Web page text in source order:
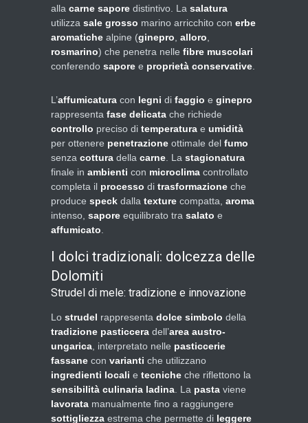
alla carne sapore distintivo. La salatura
utilizza sale grosso marino arricchito con erbe
aromatiche alpine (ginepro alloro
rosmarino) che penetra nelle fibre muscolari
conferendo sapore e proprietà conservative
L’affumicatura con legni di faggio e ginepro
rappresenta fase delicata che richiede
controllo preciso di temperatura e umidità
per ottenere penetrazione ottimale del fumo
senza cottura della carne . La stagionatura
finale in ambienti con microclima controllato
completa il processo di trasformazione che
produce speck dalla texture compatta, aroma
intenso, sapore equilibrato tra salato e
affumicato
I dolci tradizionali: dolcezza delle
Dolomiti
Strudel di mele: tradizione e innovazione
Lo strudel rappresenta dolce simbolo della
tradizione pasticcera dell’area austro-
ungarica , interpretato nelle pasticcerie
fassane con varianti che utilizzano
ingredienti locali e tecniche che riflettono la
sensibilità culinaria ladina . La pasta viene
lavorata manualmente fino a raggiungere
sottigliezza estrema che permette di leggere